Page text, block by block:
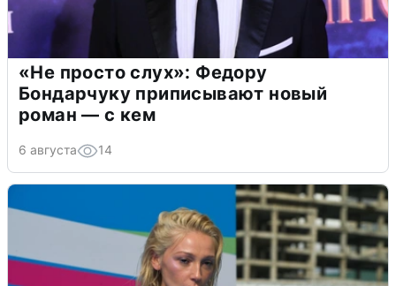
«Не просто слух»: Федору
Бондарчуку приписывают новый
роман — с кем
6 августа 14